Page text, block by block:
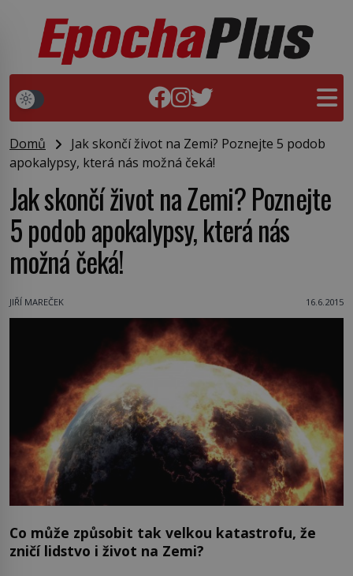
Domů
Jak skončí život na Zemi? Poznejte 5 podob
apokalypsy, která nás možná čeká!
Jak skončí život na Zemi? Poznejte
5 podob apokalypsy, která nás
možná čeká!
JIŘÍ MAREČEK 16.6.2015
Co může způsobit tak velkou katastrofu, že
zničí lidstvo i život na Zemi?